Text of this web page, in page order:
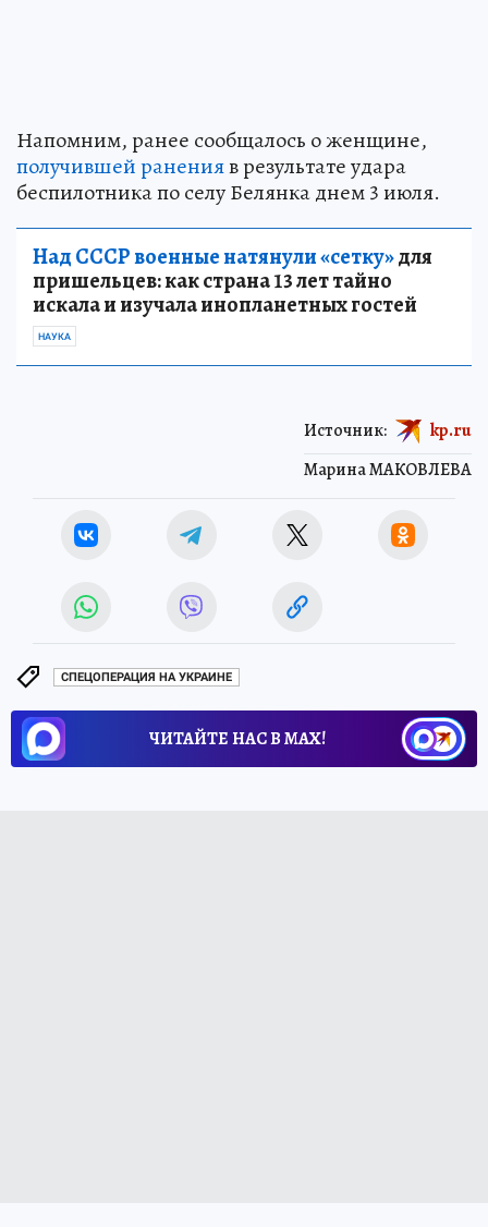
Напомним, ранее сообщалось о женщине,
получившей раненияв результате удара
беспилотника по селу Белянка днем 3 июля.
Над СССР военные натянули «сетку»для
пришельцев: как страна 13 лет тайно
искала и изучала инопланетных гостей
НАУКА
Марина МАКОВЛЕВА
Источник: kp.ru
СПЕЦОПЕРАЦИЯ НА УКРАИНЕ
ЧИТАЙТЕ НАС В МАХ!